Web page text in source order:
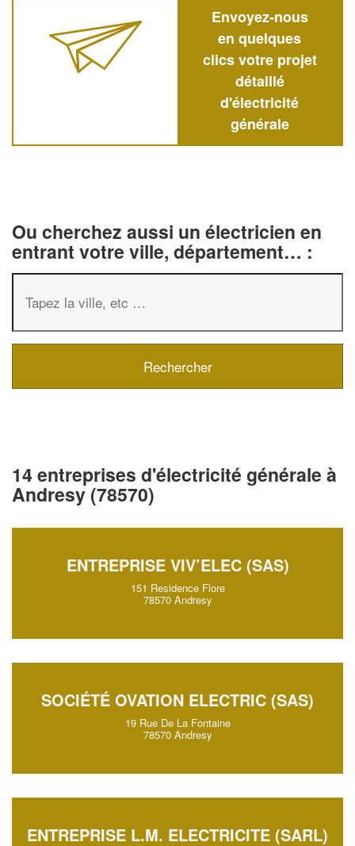
Envoyez-nous
en quelques
clics votre projet
détaillé
d'électricité
générale
Ou cherchez aussi un électricien en
entrant votre ville, département… :
14 entreprises d'électricité générale à
Andresy (78570)
ENTREPRISE VIV’ELEC (SAS)
151 Residence Flore
78570 Andresy
SOCIÉTÉ OVATION ELECTRIC (SAS)
19 Rue De La Fontaine
78570 Andresy
ENTREPRISE L.M. ELECTRICITE (SARL)